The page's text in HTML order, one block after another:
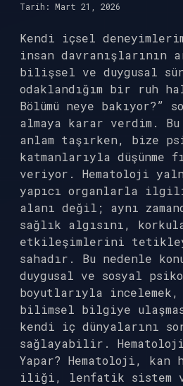
Tarih: Mart 21, 2026
Kendi içsel
insan davranışlarının
bilişsel ve duygusal
odaklandığım bir ruh
Bölümü neye bakıyor?”
almaya karar verdim.
anlam taşırken, bize
katmanlarıyla düşünme
veriyor. Hematoloji
yapıcı organlarla
alanı değil; aynı
sağlık algısını,
etkileşimlerini
sahadır. Bu nedenle
duygusal ve sosyal
boyutlarıyla incelemek,
bilimsel bilgiye
kendi iç dünyalarını
sağlayabilir. Hematoloji
Yapar? Hematoloji, kan
iliği, lenfatik sistem